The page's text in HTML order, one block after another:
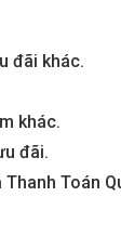
đãi khác.
khác.
đãi.
Toán